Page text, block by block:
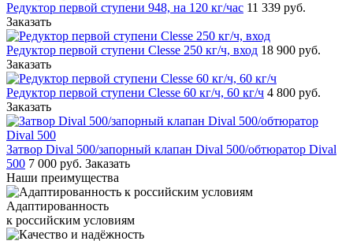
Редуктор первой ступени 948, на 120 кг/час 11 339 руб.
Заказать
Редуктор первой ступени Clesse 250 кг/ч, вход 18 900 руб.
Заказать
Редуктор первой ступени Clesse 60 кг/ч, 60 кг/ч 4 800 руб.
Заказать
Затвор Dival 500/запорный клапан Dival 500/обтюратор Dival
500 7 000 руб. Заказать
Наши преимущества
Адаптированность
к российским условиям